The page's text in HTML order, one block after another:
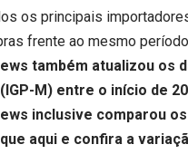
os principais
frente ao mesmo
também atualizou os
M) entre o início de
inclusive comparou
aqui e confira a